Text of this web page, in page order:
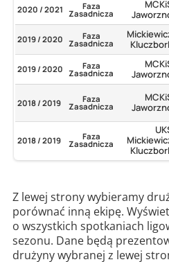
2020 / 2021 Faza
Zasadnicza
2019 / 2020 Faza
Zasadnicza
2019 / 2020 Faza
Zasadnicza
2018 / 2019 Faza
Zasadnicza
2018 / 2019 Faza
Zasadnicza
Z lewej strony wybieramy
porównać inną ekipę.
o wszystkich spotkaniach
sezonu. Dane będą
drużyny wybranej z lewej